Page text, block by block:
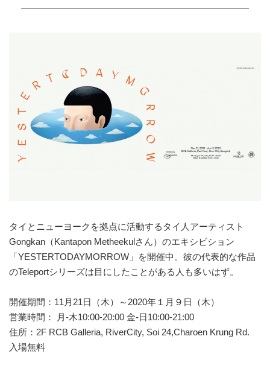
タイとニューヨークを拠点に活動するタイ人アーティスト
Gongkan（Kantapon Metheekulさん）のエキシビション
「YESTERTODAYMORROW」を開催中。彼の代表的な作品
のTeleportシリーズは目にしたことがある人も多いはず。
開催期間：11月21日（木）～2020年１月９日（木）
営業時間： 月-木10:00-20:00 金-日10:00-21:00
住所：2F RCB Galleria, RiverCity, Soi 24,Charoen Krung Rd.
入場無料